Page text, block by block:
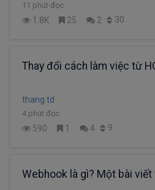
11 phút đọc
1.8K 25 2 30
Thay đổi cách làm việc từ
thang td
4 phút đọc
590 1 4 9
Webhook là gì? Một bài viết